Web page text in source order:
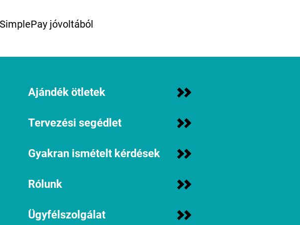
jóvoltából
Ajándék ötletek
Tervezési segédlet
Gyakran ismételt kérdések
Rólunk
Ügyfélszolgálat